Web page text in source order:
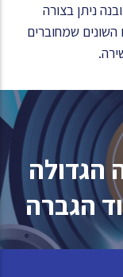
ניתן בצורה
שמחוברים
הגדולה
הגברה